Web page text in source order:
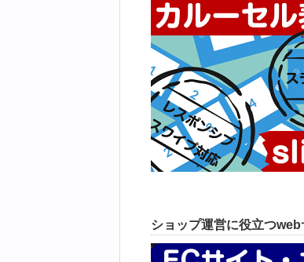
ショップ運営に役立つ